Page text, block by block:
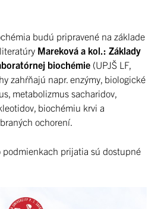
budú pripravené na základe
Mareková a kol.: Základy
biochémie (UPJŠ LF,
zahŕňajú napr. enzýmy, biologické
metabolizmus sacharidov,
biochémiu krvi a
ochorení.
podmienkach prijatia sú dostupné